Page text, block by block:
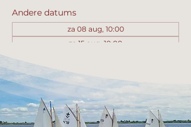
Andere datums
za 08 aug, 10:00
za 15 aug, 10:00
Bekijk alle 358 datums
Meld mij aan!